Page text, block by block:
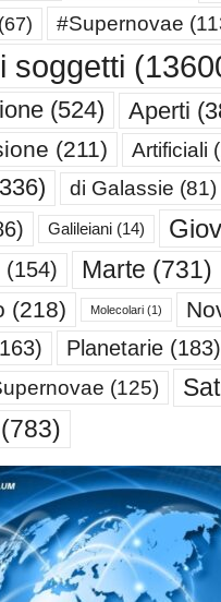
(67) #Supernovae
soggetti
(524) Aperti
(211) Artificiali
di Galassie (81)
Galileiani (14)
(154) Marte (731)
(218) Molecolari (1)
Planetarie (183)
(125)
(783)